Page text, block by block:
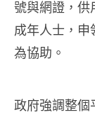
號與網證，供
成年人士，
為協助。
政府強調整個